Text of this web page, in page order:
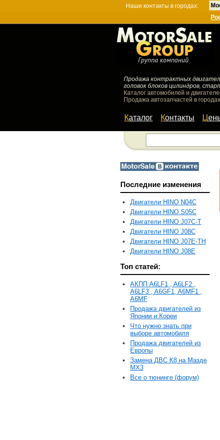
Наши контакты в городах:
Продажа контрактных
головок блоков цилиндров,
Каталог автомобилей и
Продажа автозапчастей в
Каталог Контакты
Последние изменения
Двигатели HINO N04C
Двигатели HINO S05C
Двигатели HINO J07C-T
Двигатели HINO J08C
Двигатели HINO J07E-TH
Двигатели HINO J08E
Топ статей:
АКПП A6LF1 , A6LF2 ,
A6LF3 , A6GF1, A6MF1 ,
A6MF
Продажа двигателей из
Японии и Кореи
Что нужно знать при
выборе автомобиля
Продажа двигателей из
Европы
Замена ДВС К8 на Мазде
MX3
Все о тюнинге (форум)